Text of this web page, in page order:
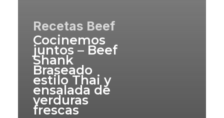
Recetas Beef
Cocinemos
juntos – Beef
Shank
Braseado
estilo Thai y
ensalada de
verduras
frescas